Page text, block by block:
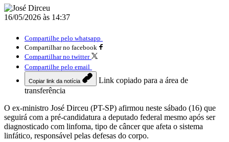
16/05/2026 às 14:37
Compartilhe pelo whatsapp
Compartilhar no facebook
Compartilhar no twitter
Compartilhe pelo email
Copiar link da notícia
Link copiado para a área de
transferência
O ex-ministro José Dirceu (PT-SP) afirmou neste sábado (16) que
seguirá com a pré-candidatura a deputado federal mesmo após ser
diagnosticado com linfoma, tipo de câncer que afeta o sistema
linfático, responsável pelas defesas do corpo.